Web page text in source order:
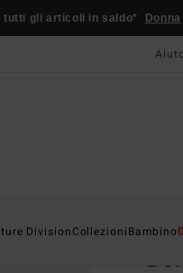
tutti gli articoli in saldo* Donna
DivisionCollezioniBambino